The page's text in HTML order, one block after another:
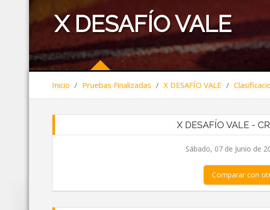
X DESAFÍO VALE
Inicio / Pruebas Finalizadas / X DESAFÍO VALE /
X DESAFÍO VALE -
Sábado, 07 de Junio de
Comparar con